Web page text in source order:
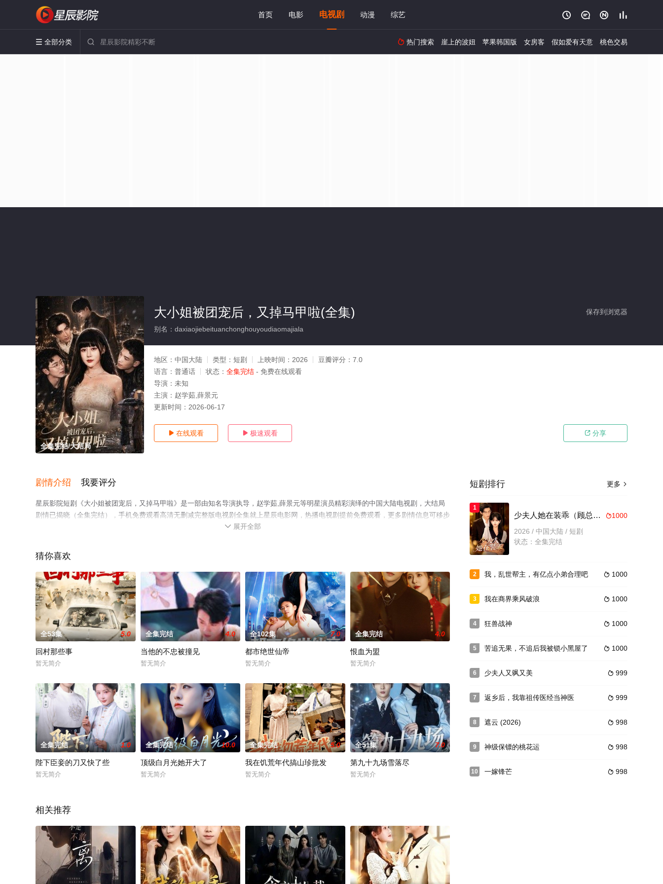
首页 电影 电视剧 动漫 综艺    
 全部分类   热门搜索 崖上的波妞 苹果韩国版 女房客 假如爱有天意 桃色交易
全集完结/大结局
保存到浏览器
大小姐被团宠后，又掉马甲啦(全集)
别名：daxiaojiebeituanchonghouyoudiaomajiala
地区： 中国大陆 类型： 短剧 上映时间： 2026 豆瓣评分： 7.0
语言： 普通话 状态： 全集完结 - 免费在线观看
导演： 未知
主演： 赵学茹,薛景元
更新时间： 2026-06-17
 在线观看  极速观看  分享
剧情介绍 我要评分
星辰影院短剧《大小姐被团宠后，又掉马甲啦》是一部由知名导演执导，赵学茹,薛景元等明星演员精彩演绎的中国大陆电视剧，大结局
剧情已揭晓（全集完结），手机免费观看高清无删减完整版电视剧全集就上星辰电影网，热播电视剧提前免费观看，更多剧情信息可移步
 展开全部
猜你喜欢
全53集 5.0
回村那些事
暂无简介
全集完结 4.0
当他的不忠被撞见
暂无简介
全102集 7.0
都市绝世仙帝
暂无简介
全集完结 4.0
恨血为盟
暂无简介
全集完结 1.0
陛下臣妾的刀又快了些
暂无简介
全集完结 10.0
顶级白月光她开大了
暂无简介
全集完结 5.0
我在饥荒年代搞山珍批发
暂无简介
全51集 7.0
第九十九场雪落尽
暂无简介
相关推荐
更多 
短剧排行
1
1000
少夫人她在装乖（顾总，太太她在装乖）
2026 / 中国大陆 / 短剧
状态：全集完结
2  1000
我，乱世帮主，有亿点小弟合理吧
3  1000
我在商界乘风破浪
4  1000
狂兽战神
5  1000
苦追无果，不追后我被锁小黑屋了
6  999
少夫人又飒又美
7  999
返乡后，我靠祖传医经当神医
8  998
遮云 (2026)
9  998
神级保镖的桃花运
10  998
一嫁锋芒